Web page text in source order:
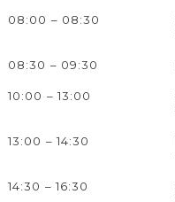
08:00 – 08:30
08:30 – 09:30
10:00 – 13:00
13:00 – 14:30
14:30 – 16:30